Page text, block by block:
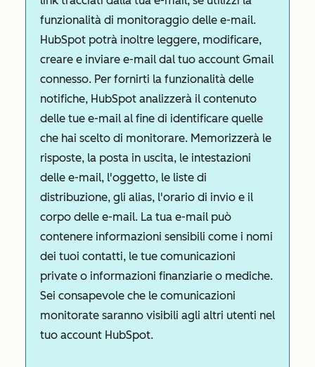
funzionalità di monitoraggio delle e-mail.
HubSpot potrà inoltre leggere, modificare,
creare e inviare e-mail dal tuo account Gmail
connesso. Per fornirti la funzionalità delle
notifiche, HubSpot analizzerà il contenuto
delle tue e-mail al fine di identificare quelle
che hai scelto di monitorare. Memorizzerà le
risposte, la posta in uscita, le intestazioni
delle e-mail, l'oggetto, le liste di
distribuzione, gli alias, l'orario di invio e il
corpo delle e-mail. La tua e-mail può
contenere informazioni sensibili come i nomi
dei tuoi contatti, le tue comunicazioni
private o informazioni finanziarie o mediche.
Sei consapevole che le comunicazioni
monitorate saranno visibili agli altri utenti nel
tuo account HubSpot.